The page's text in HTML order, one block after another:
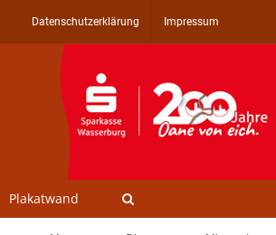
Datenschutzerklärung Impressum
Plakatwand